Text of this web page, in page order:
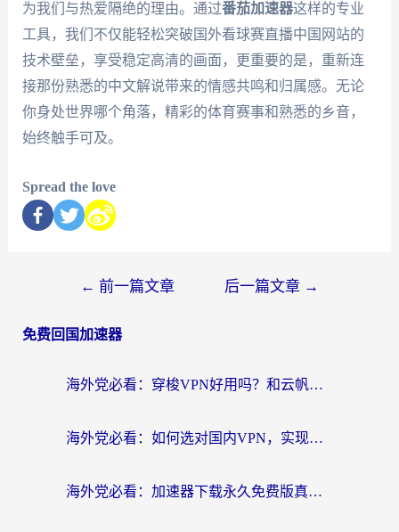
为我们与热爱隔绝的理由。通过番茄加速器这样的专业
工具，我们不仅能轻松突破国外看球赛直播中国网站的
技术壁垒，享受稳定高清的画面，更重要的是，重新连
接那份熟悉的中文解说带来的情感共鸣和归属感。无论
你身处世界哪个角落，精彩的体育赛事和熟悉的乡音，
始终触手可及。
Spread the love
← 前一篇文章 后一篇文章 →
免费回国加速器
海外党必看：穿梭VPN好用吗？和云帆VPN对比哪个回国效果更好？附真实测评+避坑指南
海外党必看：如何选对国内VPN，实现无缝访问国内资源？
海外党必看：加速器下载永久免费版真的存在吗？教你无缝访问国内资源的正确姿势